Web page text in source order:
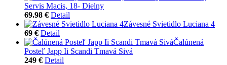
Servis Macis, 18- Dielny
69.98 € Detail
Závesné Svietidlo Luciana 4
69 € Detail
Čalúnená
Posteľ Japp Ii Scandi Tmavá Sivá
249 € Detail